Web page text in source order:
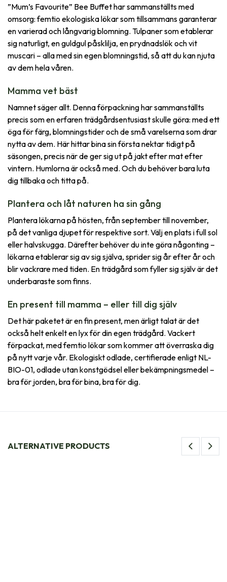
”Mum’s Favourite” Bee Buffet har sammanställts med
omsorg: femtio ekologiska lökar som tillsammans garanterar
en varierad och långvarig blomning. Tulpaner som etablerar
sig naturligt, en guldgul påsklilja, en prydnadslök och vit
muscari – alla med sin egen blomningstid, så att du kan njuta
av dem hela våren.
Mamma vet bäst
Namnet säger allt. Denna förpackning har sammanställts
precis som en erfaren trädgårdsentusiast skulle göra: med ett
öga för färg, blomningstider och de små varelserna som drar
nytta av dem. Här hittar bina sin första nektar tidigt på
säsongen, precis när de ger sig ut på jakt efter mat efter
vintern. Humlorna är också med. Och du behöver bara luta
dig tillbaka och titta på.
Plantera och låt naturen ha sin gång
Plantera lökarna på hösten, från september till november,
på det vanliga djupet för respektive sort. Välj en plats i full sol
eller halvskugga. Därefter behöver du inte göra någonting –
lökarna etablerar sig av sig själva, sprider sig år efter år och
blir vackrare med tiden. En trädgård som fyller sig själv är det
underbaraste som finns.
En present till mamma – eller till dig själv
Det här paketet är en fin present, men ärligt talat är det
också helt enkelt en lyx för din egen trädgård. Vackert
förpackat, med femtio lökar som kommer att överraska dig
på nytt varje vår. Ekologiskt odlade, certifierade enligt NL-
BIO-01, odlade utan konstgödsel eller bekämpningsmedel –
bra för jorden, bra för bina, bra för dig.
ALTERNATIVE PRODUCTS